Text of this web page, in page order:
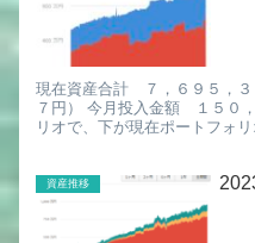
現在資産合計 ７，６９５，
７円） 今月投入金額 １５０
リオで、下が現在ポートフォ
資産推移